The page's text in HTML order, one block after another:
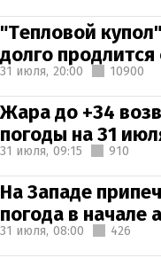
"Тепловой
долго
31 июля, 20:00 10900
Жара до +34
погоды на 31
31 июля, 09:15 910
На Западе
погода в начале
31 июля, 08:00 426